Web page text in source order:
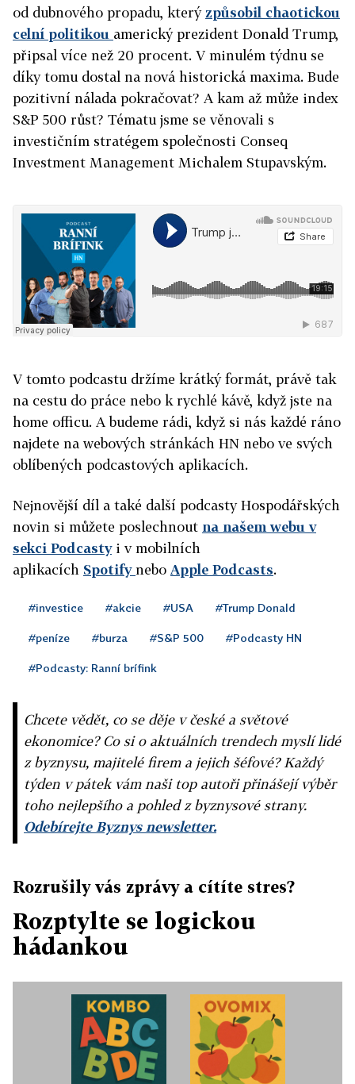
od dubnového propadu, který způsobil chaotickou
celní politikou americký prezident Donald Trump,
připsal více než 20 procent. V minulém týdnu se
díky tomu dostal na nová historická maxima. Bude
pozitivní nálada pokračovat? A kam až může index
S&P 500 růst? Tématu jsme se věnovali s
investičním stratégem společnosti Conseq
Investment Management Michalem Stupavským.
V tomto podcastu držíme krátký formát, právě tak
na cestu do práce nebo k rychlé kávě, když jste na
home officu. A budeme rádi, když si nás každé ráno
najdete na webových stránkách HN nebo ve svých
oblíbených podcastových aplikacích.
Nejnovější díl a také další podcasty Hospodářských
novin si můžete poslechnout na našem webu v
sekci Podcastyi v mobilních
aplikacích Spotifynebo Apple Podcasts.
#investice #akcie #USA #Trump Donald
#peníze #burza #S&P 500 #Podcasty HN
#Podcasty: Ranní brífink
Chcete vědět, co se děje v české a světové
ekonomice? Co si o aktuálních trendech myslí lidé
z byznysu, majitelé firem a jejich šéfové? Každý
týden v pátek vám naši top autoři přinášejí výběr
toho nejlepšího a pohled z byznysové strany.
Odebírejte Byznys newsletter.
Rozrušily vás zprávy a cítíte stres?
Rozptylte se logickou
hádankou